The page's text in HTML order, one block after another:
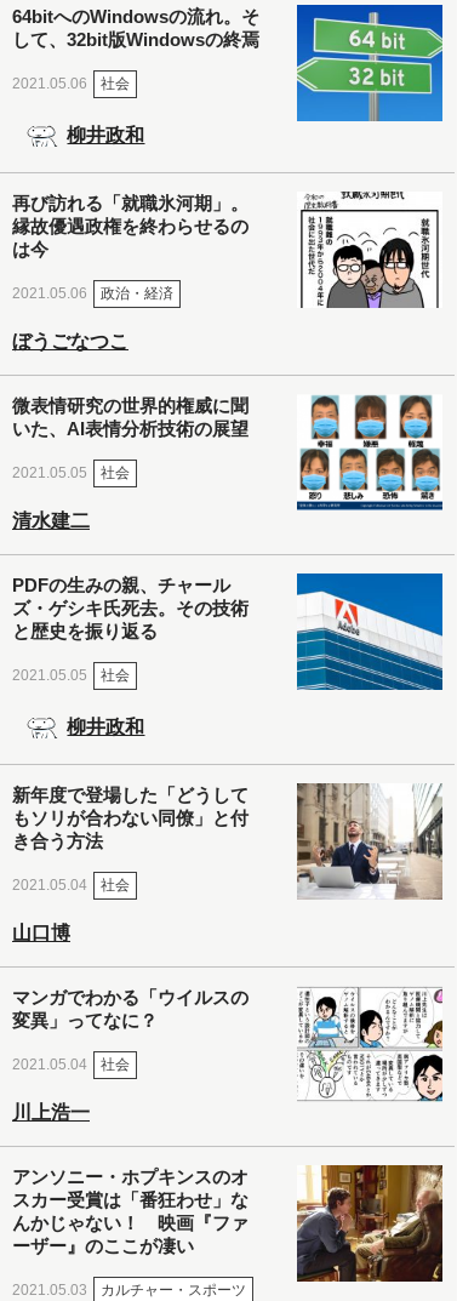
64bitへのWindowsの流れ。そ
して、32bit版Windowsの終焉
2021.05.06 社会
柳井政和
再び訪れる「就職氷河期」。
縁故優遇政権を終わらせるの
は今
2021.05.06 政治・経済
ぼうごなつこ
微表情研究の世界的権威に聞
いた、AI表情分析技術の展望
2021.05.05 社会
清水建二
PDFの生みの親、チャール
ズ・ゲシキ氏死去。その技術
と歴史を振り返る
2021.05.05 社会
柳井政和
新年度で登場した「どうして
もソリが合わない同僚」と付
き合う方法
2021.05.04 社会
山口博
マンガでわかる「ウイルスの
変異」ってなに？
2021.05.04 社会
川上浩一
アンソニー・ホプキンスのオ
スカー受賞は「番狂わせ」な
んかじゃない！ 映画『ファ
ーザー』のここが凄い
2021.05.03 カルチャー・スポーツ